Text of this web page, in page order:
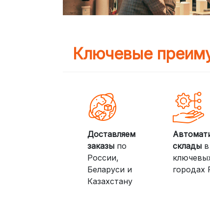
Ключевые
Доставляем
заказыпо
России,
Беларуси и
Казахстану
склады в
городах